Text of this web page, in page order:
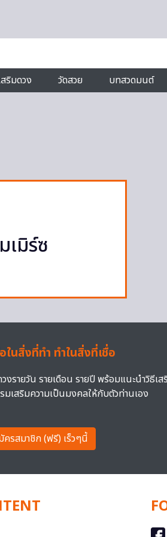
ริมดวง วัดสวย บทสวดมนต์
มิร์ซ
ในสิ่งที่ทำ ทำในสิ่งที่เชื่อ
งรายวัน รายเดือน รายปี พร้อมแนะนำวิธีเส
มเสริมความเป็นมงคลให้กับตัวท่านเอง
ครสมาชิก (ฟรี) เร็วๆนี้